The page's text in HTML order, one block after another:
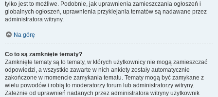
tylko jest to możliwe. Podobnie, jak uprawnienia zamieszczania ogłoszeń i
globalnych ogłoszeń, uprawnienia przyklejania tematów są nadawane przez
administratora witryny.
Na górę
Co to są zamknięte tematy?
Zamknięte tematy są to tematy, w których użytkownicy nie mogą zamieszczać
odpowiedzi, a wszystkie zawarte w nich ankiety zostały automatycznie
zakończone w momencie zamykania tematu. Tematy mogą być zamykane z
wielu powodów i robią to moderatorzy forum lub administratorzy witryny.
Zależnie od uprawnień nadanych przez administratora witryny użytkownik